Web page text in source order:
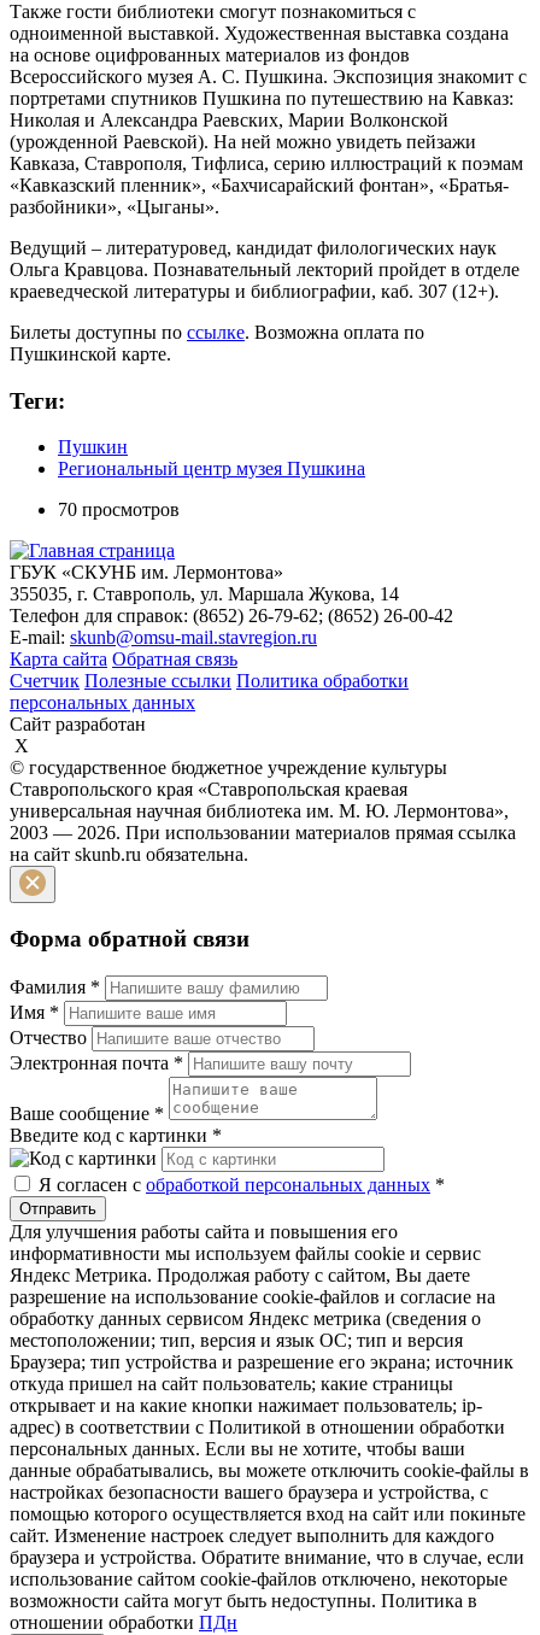
Также гости библиотеки смогут познакомиться с
одноименной выставкой. Художественная выставка создана
на основе оцифрованных материалов из фондов
Всероссийского музея А. С. Пушкина. Экспозиция знакомит с
портретами спутников Пушкина по путешествию на Кавказ:
Николая и Александра Раевских, Марии Волконской
(урожденной Раевской). На ней можно увидеть пейзажи
Кавказа, Ставрополя, Тифлиса, серию иллюстраций к поэмам
«Кавказский пленник», «Бахчисарайский фонтан», «Братья-
разбойники», «Цыганы».
Ведущий – литературовед, кандидат филологических наук
Ольга Кравцова. Познавательный лекторий пройдет в отделе
краеведческой литературы и библиографии, каб. 307 (12+).
Билеты доступны по ссылке. Возможна оплата по
Пушкинской карте.
Теги:
Пушкин
Региональный центр музея Пушкина
70 просмотров
ГБУК «СКУНБ им. Лермонтова»
355035, г. Ставрополь, ул. Маршала Жукова, 14
Телефон для справок: (8652) 26-79-62; (8652) 26-00-42
E-mail: skunb@omsu-mail.stavregion.ru
Карта сайта Обратная связь
Счетчик Полезные ссылки Политика обработки
персональных данных
Сайт разработан
X
© государственное бюджетное учреждение культуры
Ставропольского края «Ставропольская краевая
универсальная научная библиотека им. М. Ю. Лермонтова»,
2003 — 2026. При использовании материалов прямая ссылка
на сайт skunb.ru обязательна.
Форма обратной связи
Фамилия *
Имя *
Отчество
Электронная почта *
Ваше сообщение *
Введите код с картинки *
Я согласен с обработкой персональных данных *
Отправить
Для улучшения работы сайта и повышения его
информативности мы используем файлы cookie и сервис
Яндекс Метрика. Продолжая работу с сайтом, Вы даете
разрешение на использование cookie-файлов и согласие на
обработку данных сервисом Яндекс метрика (сведения о
местоположении; тип, версия и язык ОС; тип и версия
Браузера; тип устройства и разрешение его экрана; источник
откуда пришел на сайт пользователь; какие страницы
открывает и на какие кнопки нажимает пользователь; ip-
адрес) в соответствии с Политикой в отношении обработки
персональных данных. Если вы не хотите, чтобы ваши
данные обрабатывались, вы можете отключить cookie-файлы в
настройках безопасности вашего браузера и устройства, с
помощью которого осуществляется вход на сайт или покиньте
сайт. Изменение настроек следует выполнить для каждого
браузера и устройства. Обратите внимание, что в случае, если
использование сайтом cookie-файлов отключено, некоторые
возможности сайта могут быть недоступны. Политика в
отношении обработки ПДн